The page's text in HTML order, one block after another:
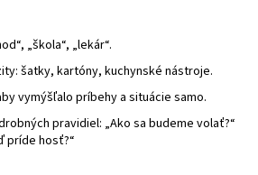
„škola“, „lekár“.
šatky, kartóny, kuchynské nástroje.
vymýšľalo príbehy a situácie samo.
pravidiel: „Ako sa budeme volať?“
príde hosť?“